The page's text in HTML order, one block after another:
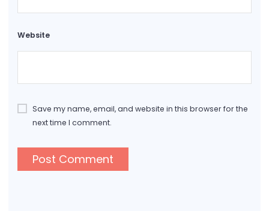
Website
Save my name, email, and website in this browser for the
next time I comment.